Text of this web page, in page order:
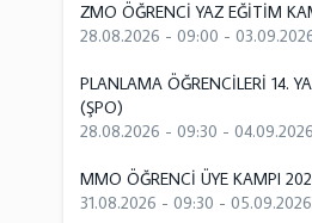
ZMO ÖĞRENCİ YAZ EĞİTİM
28.08.2026 - 09:00 -
PLANLAMA ÖĞRENCİLERİ 14.
(ŞPO)
28.08.2026 - 09:30 -
MMO ÖĞRENCİ ÜYE KAMPI
31.08.2026 - 09:30 -